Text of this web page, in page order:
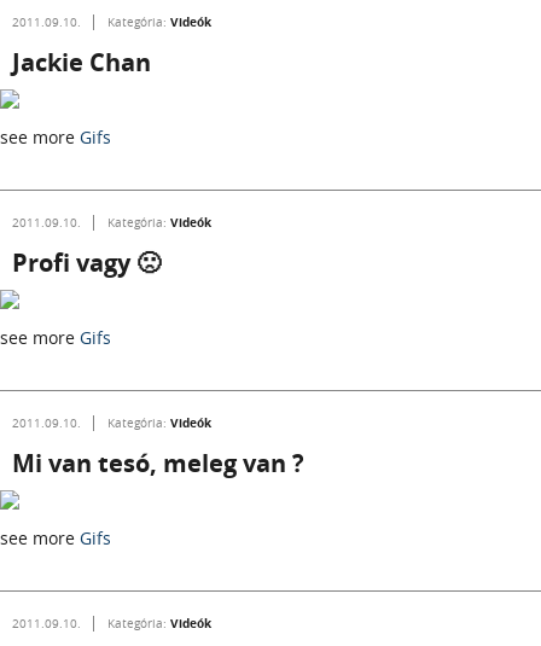
2011.09.10. Kategória: Videók
Jackie Chan
see more Gifs
2011.09.10. Kategória: Videók
Profi vagy 🙁
see more Gifs
2011.09.10. Kategória: Videók
Mi van tesó, meleg van ?
see more Gifs
2011.09.10. Kategória: Videók